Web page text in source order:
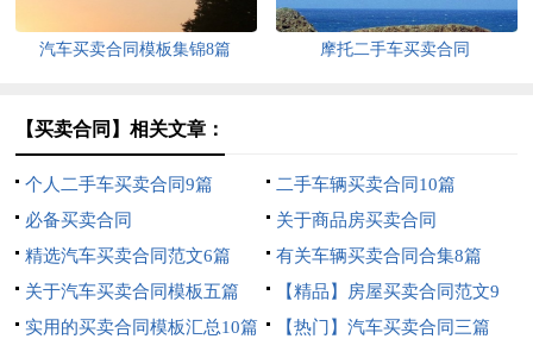
汽车买卖合同模板集锦8篇 摩托二手车买卖合同
【买卖合同】相关文章：
个人二手车买卖合同9篇
二手车辆买卖合同10篇
必备买卖合同
关于商品房买卖合同
精选汽车买卖合同范文6篇
有关车辆买卖合同合集8篇
关于汽车买卖合同模板五篇
【精品】房屋买卖合同范文9
篇
实用的买卖合同模板汇总10篇 【热门】汽车买卖合同三篇